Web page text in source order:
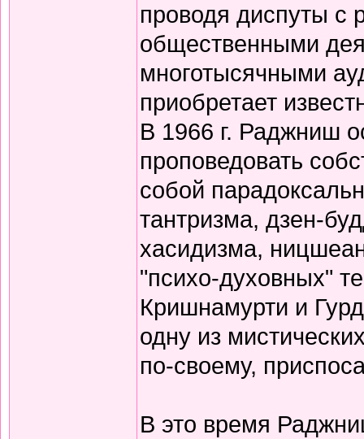
проводя диспуты с
общественными
многотысячными
приобретает
В 1966 г. Раджниш
проповедовать
собой
тантризма, дзен-
хасидизма,
"психо-духовных"
Кришнамурти и
одну из
по-своему,
В это время